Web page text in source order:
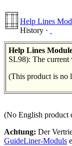
Help Lines
History ·
Help Lines
SL98): The current
(This product is no
(No English product
Achtung: Der
GuideLiner-Moduls